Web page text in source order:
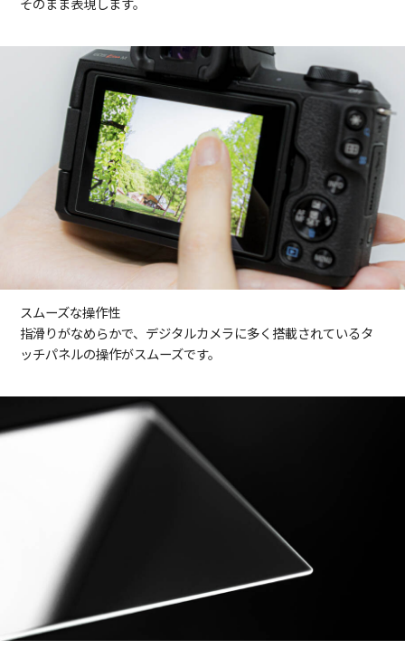
スムーズな操作性
指滑りがなめらかで、デジタルカメラに多く搭載されているタ
ッチパネルの操作がスムーズです。